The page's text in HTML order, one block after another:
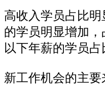
高收入学员占比
的学员明显增加，
以下年薪的学员占
新工作机会的主要